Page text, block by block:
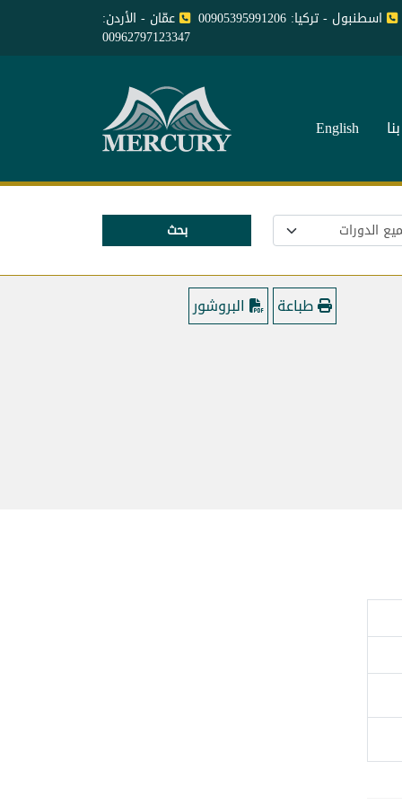
اسطنبول - تركيا: 00905395991206 عمّان - الأردن:
00962797123347
English
بحث
طباعة البروشور